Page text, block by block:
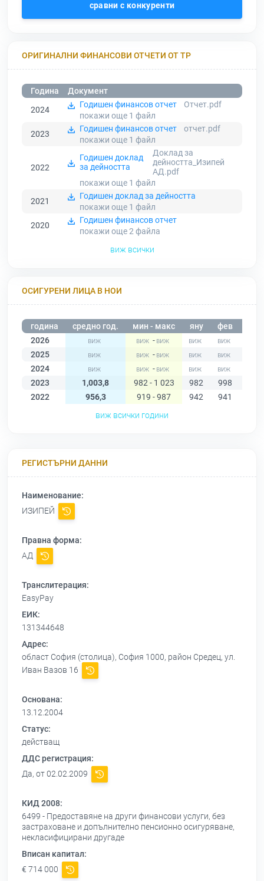
сравни с конкуренти
ОРИГИНАЛНИ ФИНАНСОВИ ОТЧЕТИ ОТ ТР
Година
Документ
2024
Годишен финансов отчет
Отчет.pdf
покажи още 1 файл
2023
Годишен финансов отчет
отчет.pdf
покажи още 1 файл
2022
Годишен доклад
за дейността
Доклад за
дейността_Изипей
АД.pdf
покажи още 1 файл
2021
Годишен доклад за дейността
покажи още 1 файл
2020
Годишен финансов отчет
покажи още 2файла
виж всички
ОСИГУРЕНИ ЛИЦА В НОИ
година средно год. мин - макс яну фев
2026
-
2025
-
2024
-
2023
1,003,8 982 - 1 023 982 998
2022
956,3 919 - 987 942 941
виж всички години
РЕГИСТЪРНИ ДАННИ
Наименование:
ИЗИПЕЙ
Правна форма:
АД
Транслитерация:
EasyPay
ЕИК:
131344648
Адрес:
област София (столица), София 1000, район Средец, ул.
Иван Вазов 16
Основана:
13.12.2004
Статус:
действащ
ДДС регистрация:
Да, от 02.02.2009
КИД 2008:
6499 - Предоставяне на други финансови услуги, без
застраховане и допълнително пенсионно осигуряване,
некласифицирани другаде
Вписан капитал:
€ 714 000